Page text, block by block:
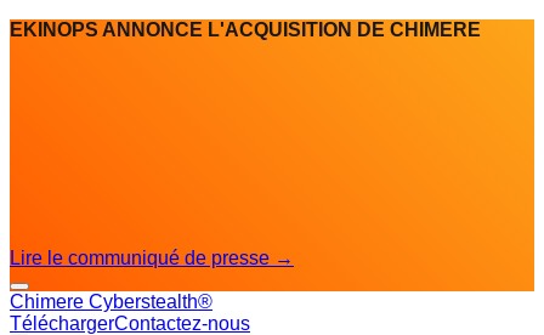
EKINOPS ANNONCE L'ACQUISITION DE CHIMERE
Lire le communiqué de presse →
Chimere Cyberstealth®
TéléchargerContactez-nous